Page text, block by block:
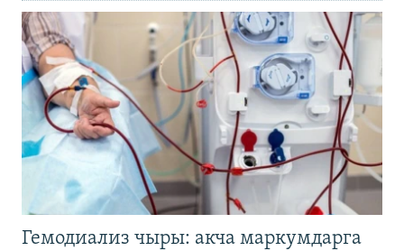
Гемодиализ чыры: акча маркумдарга